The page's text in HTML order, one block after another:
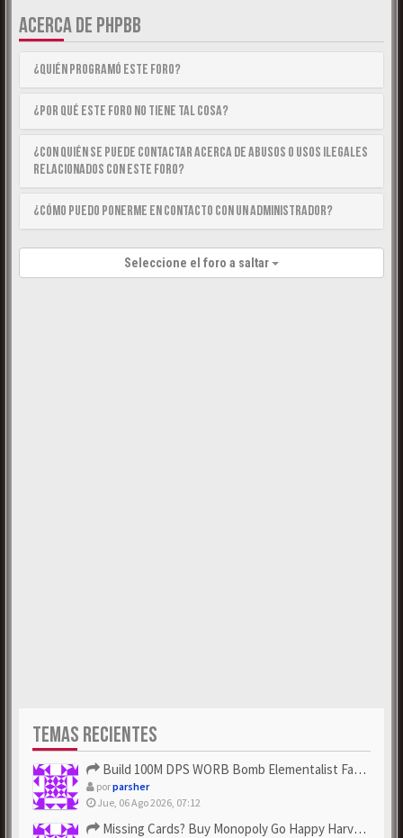
ACERCA DE PHPBB
¿Quién programó este foro?
¿Por qué este foro no tiene tal cosa?
¿Con quién se puede contactar acerca de abusos o usos ilegales
relacionados con este foro?
¿Cómo puedo ponerme en contacto con un Administrador?
Seleccione el foro a saltar
TEMAS RECIENTES
Build 100M DPS WORB Bomb Elementalist Fast - Grab POE Curren...
porparsher
Jue, 06 Ago 2026, 07:12
Missing Cards? Buy Monopoly Go Happy Harvest with Looney Tun...